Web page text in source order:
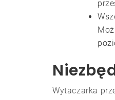
Wytaczarka